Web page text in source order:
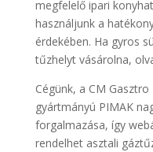
megfelelő ipari
használjunk a
érdekében. Ha gyros
tűzhelyt vásárolna,
Cégünk, a CM
gyártmányú PIMAK
forgalmazása, így
rendelhet asztali